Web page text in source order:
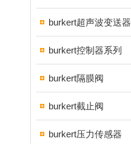
burkert超声波变送器
burkert控制器系列
burkert隔膜阀
burkert截止阀
burkert压力传感器